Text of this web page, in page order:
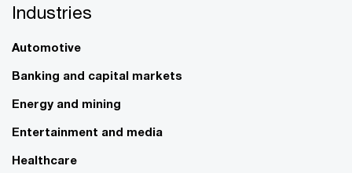
Industries
Automotive
Banking and capital markets
Energy and mining
Entertainment and media
Healthcare